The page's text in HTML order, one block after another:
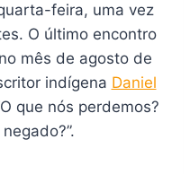
feira, uma vez
O último encontro
mês de agosto de
indígena Daniel
que nós perdemos?